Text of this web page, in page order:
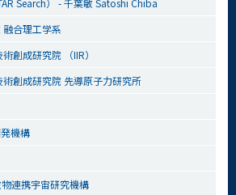
Search） - 千葉敏 Satoshi Chiba
合理工学系
創成研究院 （IIR）
創成研究院 先導原子力研究所
機構
連携宇宙研究機構